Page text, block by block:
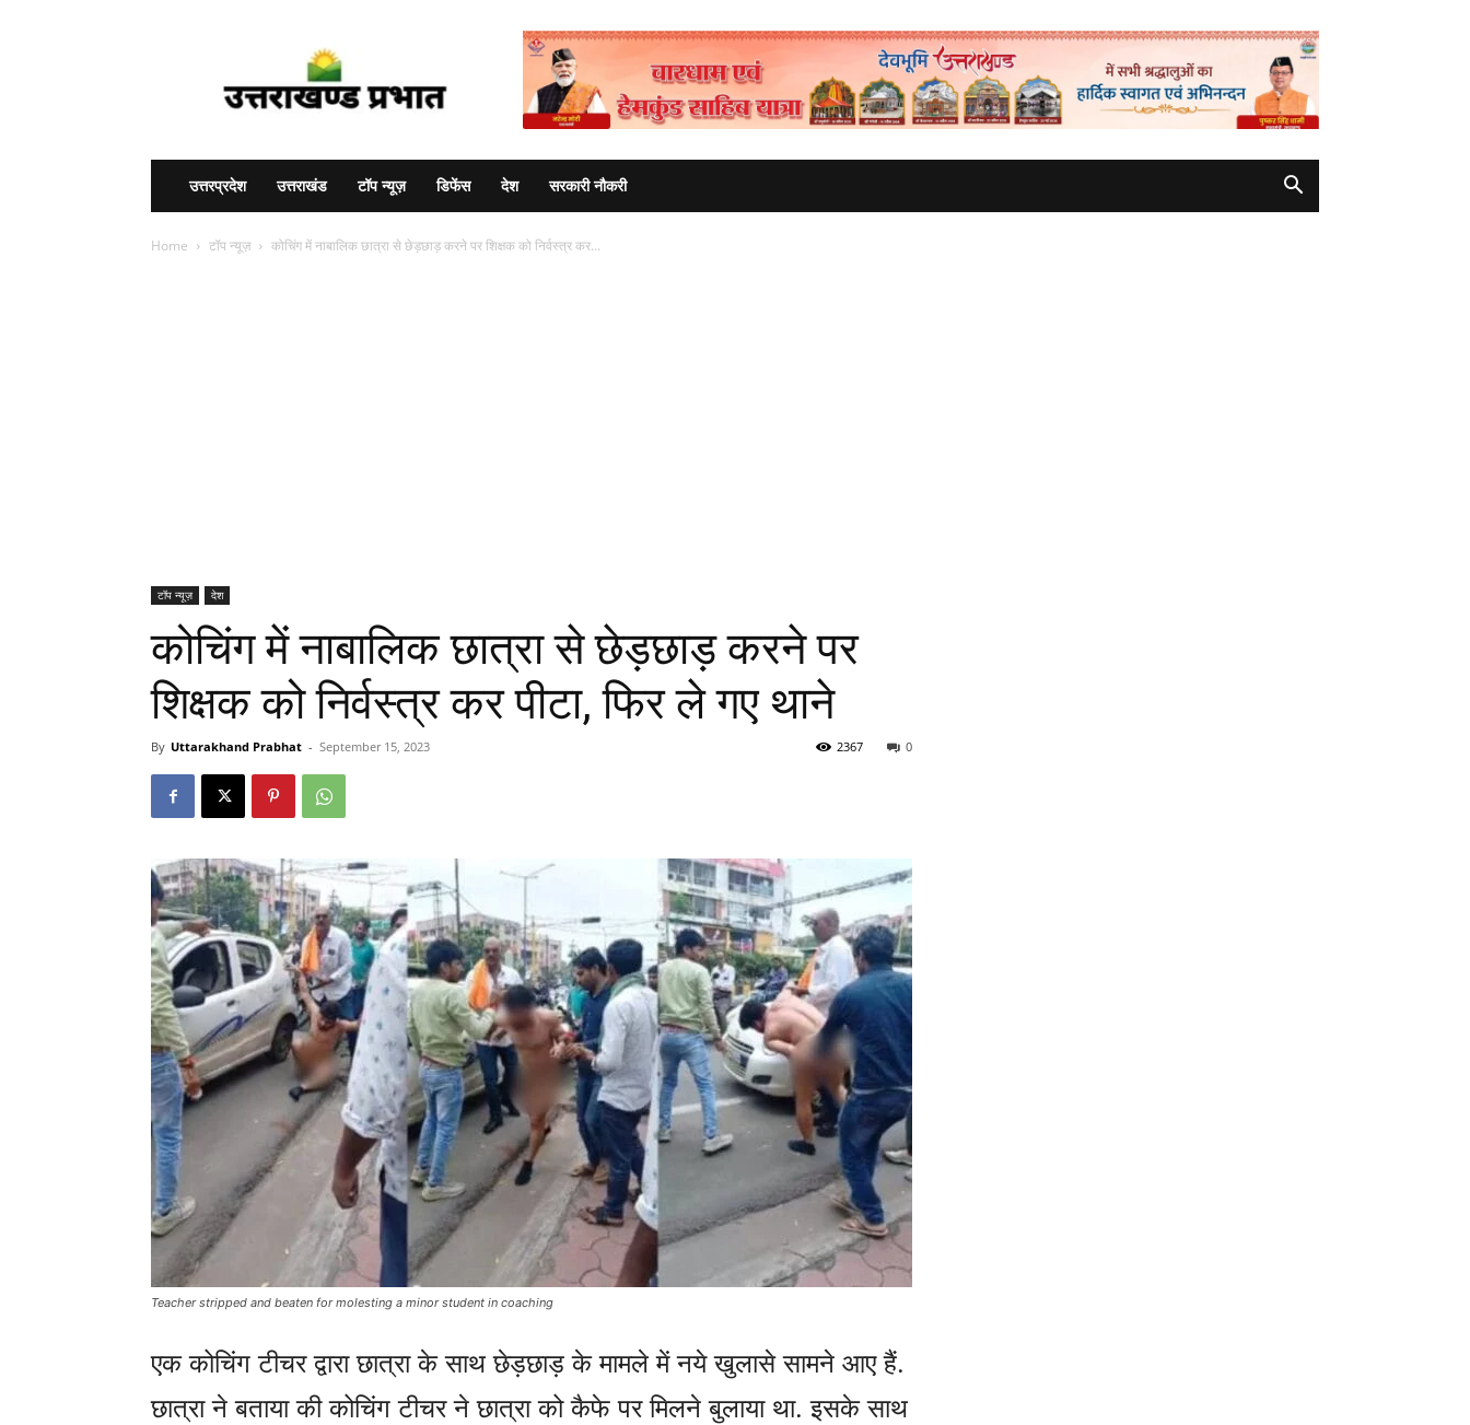
Advertisement
उत्तरप्रदेश उत्तराखंड टॉप न्यूज़ डिफेंस देश सरकारी नौकरी
Home टॉप न्यूज़ कोचिंग में नाबालिक छात्रा से छेड़छाड़ करने पर शिक्षक को निर्वस्त्र कर...
टॉप न्यूज़ देश
कोचिंग में नाबालिक छात्रा से छेड़छाड़ करने पर
शिक्षक को निर्वस्त्र कर पीटा, फिर ले गए थाने
By Uttarakhand Prabhat - September 15, 2023 0
2367
Teacher stripped and beaten for molesting a minor student in coaching
एक कोचिंग टीचर द्वारा छात्रा के साथ छेड़छाड़ के मामले में नये खुलासे सामने आए हैं.
छात्रा ने बताया की कोचिंग टीचर ने छात्रा को कैफे पर मिलने बुलाया था. इसके साथ